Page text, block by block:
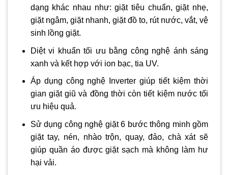
dạng khác nhau như: giặt tiêu chuẩn, giặt nhẹ,
giặt ngâm, giặt nhanh, giặt đồ to, rút nước, vắt, vệ
sinh lồng giặt.
Diệt vi khuẩn tối ưu bằng công nghệ ánh sáng
xanh và kết hợp với ion bạc, tia UV.
Áp dụng công nghệ Inverter giúp tiết kiệm thời
gian giặt giũ và đồng thời còn tiết kiệm nước tối
ưu hiệu quả.
Sử dụng công nghệ giặt 6 bước thông minh gồm
giặt tay, nén, nhào trộn, quay, đảo, chà xát sẽ
giúp quần áo được giặt sạch mà không làm hư
hại vải.